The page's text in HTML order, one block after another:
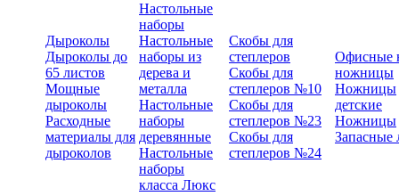
Дыроколы
Дыроколы до
65 листов
Мощные
дыроколы
Расходные
материалы для
дыроколов
Настольные
наборы
Настольные
наборы из
дерева и
металла
Настольные
наборы
деревянные
Настольные
наборы
класса Люкс
Скобы для
степлеров
Скобы для
степлеров №10
Скобы для
степлеров №23
Скобы для
степлеров №24
Офисные
ножницы
Ножницы
детские
Ножницы
Запасные